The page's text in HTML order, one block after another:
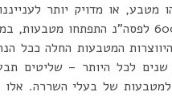
מטבע, או מדויק יותר
כאמצעי לתשלום וצבירת ערך כבר מאות שנים. בערך
המטבעות החלה ככל
לכל היותר – שליטים
של בעלי השררה. אלו